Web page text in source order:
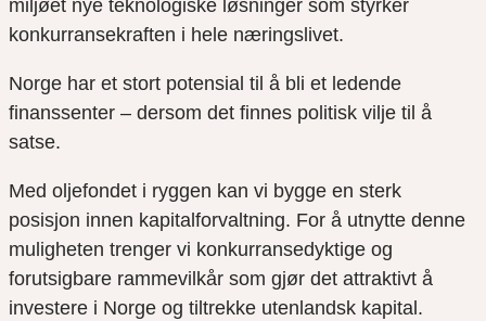
miljøet nye teknologiske løsninger som styrker
konkurransekraften i hele næringslivet.
Norge har et stort potensial til å bli et ledende
finanssenter – dersom det finnes politisk vilje til å
satse.
Med oljefondet i ryggen kan vi bygge en sterk
posisjon innen kapitalforvaltning. For å utnytte denne
muligheten trenger vi konkurransedyktige og
forutsigbare rammevilkår som gjør det attraktivt å
investere i Norge og tiltrekke utenlandsk kapital.